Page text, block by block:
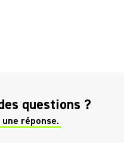
questions ?
réponse.
a new tab)